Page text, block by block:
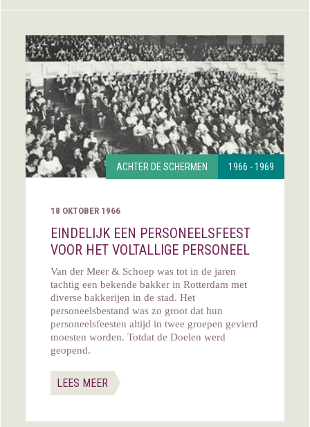
ACHTER DE SCHERMEN 1966 - 1969
18 OKTOBER 1966
EINDELIJK EEN PERSONEELSFEEST
VOOR HET VOLTALLIGE PERSONEEL
Van der Meer & Schoep was tot in de jaren
tachtig een bekende bakker in Rotterdam met
diverse bakkerijen in de stad. Het
personeelsbestand was zo groot dat hun
personeelsfeesten altijd in twee groepen gevierd
moesten worden. Totdat de Doelen werd
geopend.
LEES MEER